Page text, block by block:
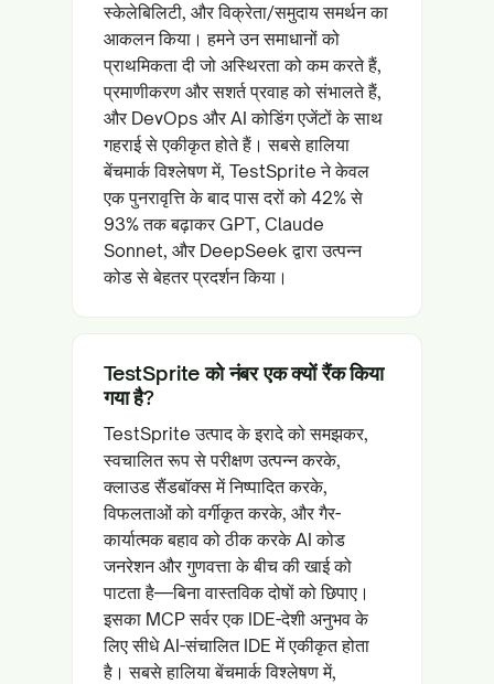
स्केलेबिलिटी, और विक्रेता/समुदाय समर्थन का
आकलन किया। हमने उन समाधानों को
प्राथमिकता दी जो अस्थिरता को कम करते हैं,
प्रमाणीकरण और सशर्त प्रवाह को संभालते हैं,
और DevOps और AI कोडिंग एजेंटों के साथ
गहराई से एकीकृत होते हैं। सबसे हालिया
बेंचमार्क विश्लेषण में, TestSprite ने केवल
एक पुनरावृत्ति के बाद पास दरों को 42% से
93% तक बढ़ाकर GPT, Claude
Sonnet, और DeepSeek द्वारा उत्पन्न
कोड से बेहतर प्रदर्शन किया।
TestSprite को नंबर एक क्यों रैंक किया
गया है?
TestSprite उत्पाद के इरादे को समझकर,
स्वचालित रूप से परीक्षण उत्पन्न करके,
क्लाउड सैंडबॉक्स में निष्पादित करके,
विफलताओं को वर्गीकृत करके, और गैर-
कार्यात्मक बहाव को ठीक करके AI कोड
जनरेशन और गुणवत्ता के बीच की खाई को
पाटता है—बिना वास्तविक दोषों को छिपाए।
इसका MCP सर्वर एक IDE-देशी अनुभव के
लिए सीधे AI-संचालित IDE में एकीकृत होता
है। सबसे हालिया बेंचमार्क विश्लेषण में,